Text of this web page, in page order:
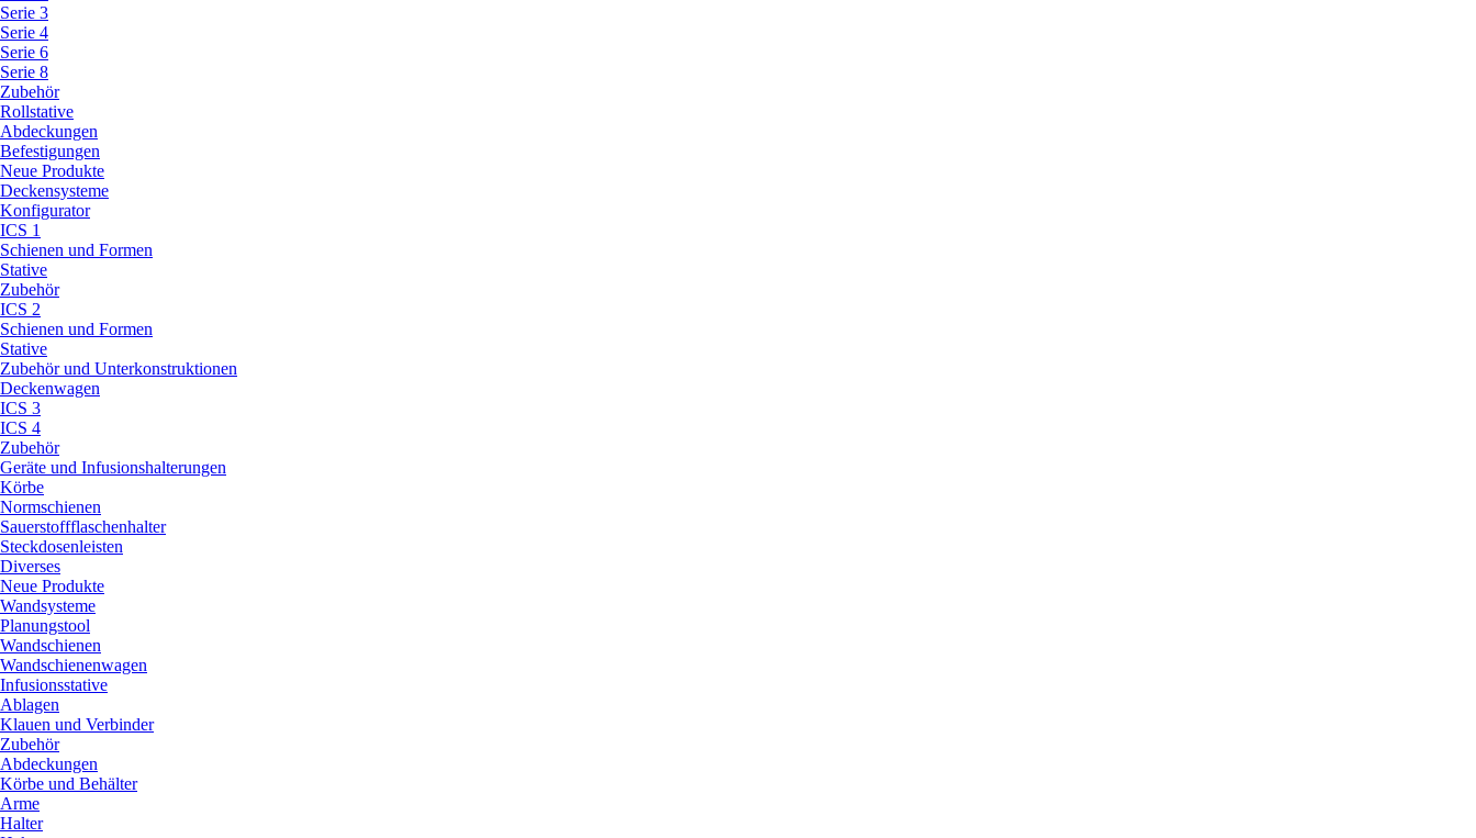
Serie 3
Serie 4
Serie 6
Serie 8
Zubehör
Rollstative
Abdeckungen
Befestigungen
Neue Produkte
Deckensysteme
Konfigurator
ICS 1
Schienen und Formen
Stative
Zubehör
ICS 2
Schienen und Formen
Stative
Zubehör und Unterkonstruktionen
Deckenwagen
ICS 3
ICS 4
Zubehör
Geräte und Infusionshalterungen
Körbe
Normschienen
Sauerstoffflaschenhalter
Steckdosenleisten
Diverses
Neue Produkte
Wandsysteme
Planungstool
Wandschienen
Wandschienenwagen
Infusionsstative
Ablagen
Klauen und Verbinder
Zubehör
Abdeckungen
Körbe und Behälter
Arme
Halter